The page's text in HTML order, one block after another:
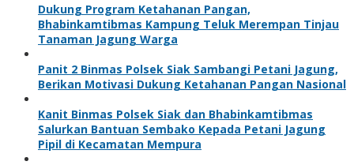
Dukung Program Ketahanan Pangan,
Bhabinkamtibmas Kampung Teluk Merempan Tinjau
Tanaman Jagung Warga
Panit 2 Binmas Polsek Siak Sambangi Petani Jagung,
Berikan Motivasi Dukung Ketahanan Pangan Nasional
Kanit Binmas Polsek Siak dan Bhabinkamtibmas
Salurkan Bantuan Sembako Kepada Petani Jagung
Pipil di Kecamatan Mempura